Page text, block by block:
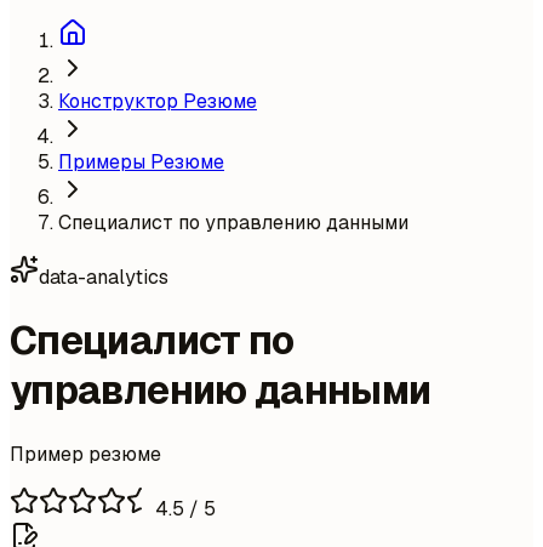
Конструктор Резюме
Примеры Резюме
Специалист по управлению данными
data-analytics
Специалист по
управлению данными
Пример резюме
4.5 / 5